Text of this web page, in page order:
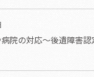
院の対応～後遺障害